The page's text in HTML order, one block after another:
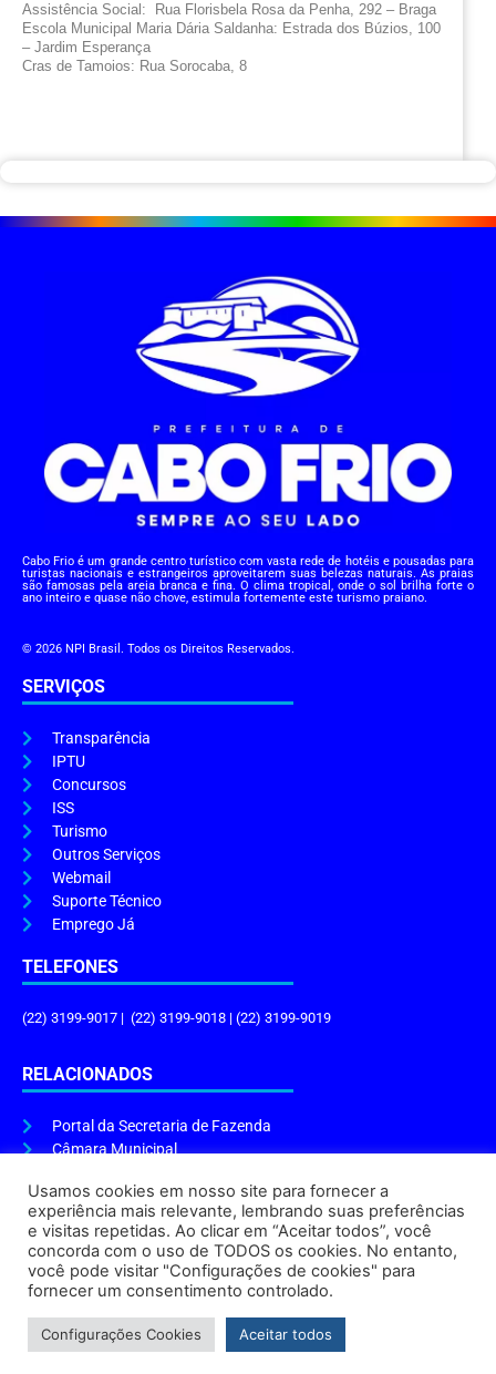
Assistência Social:  Rua Florisbela Rosa da Penha, 292 – Braga
Escola Municipal Maria Dária Saldanha: Estrada dos Búzios, 100
– Jardim Esperança
Cras de Tamoios: Rua Sorocaba, 8
Cabo Frio é um grande centro turístico com vasta rede de hotéis e pousadas para
turistas nacionais e estrangeiros aproveitarem suas belezas naturais. As praias
são famosas pela areia branca e fina. O clima tropical, onde o sol brilha forte o
ano inteiro e quase não chove, estimula fortemente este turismo praiano.
© 2026 NPI Brasil. Todos os Direitos Reservados.
SERVIÇOS
Transparência
IPTU
Concursos
ISS
Turismo
Outros Serviços
Webmail
Suporte Técnico
Emprego Já
TELEFONES
(22) 3199-9017 | (22) 3199-9018 | (22) 3199-9019
RELACIONADOS
Portal da Secretaria de Fazenda
Câmara Municipal
ENDEREÇO E HORÁRIO
Endereço:Praça Tiradentes, s/n – Centro, Cabo Frio – RJ, 28906-290
Atendimento do Protocolo Geral da Prefeitura:9h às 16h
Horário de Funcionamento:8h às 17h
Usamos cookies em nosso site para fornecer a
experiência mais relevante, lembrando suas preferências
e visitas repetidas. Ao clicar em “Aceitar todos”, você
concorda com o uso de TODOS os cookies. No entanto,
você pode visitar "Configurações de cookies" para
fornecer um consentimento controlado.
Configurações Cookies Aceitar todos